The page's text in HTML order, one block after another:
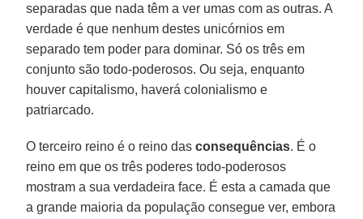
separadas que nada têm a ver umas com as outras. A
verdade é que nenhum destes unicórnios em
separado tem poder para dominar. Só os três em
conjunto são todo-poderosos. Ou seja, enquanto
houver capitalismo, haverá colonialismo e
patriarcado.
O terceiro reino é o reino dasconsequências. É o
reino em que os três poderes todo-poderosos
mostram a sua verdadeira face. É esta a camada que
a grande maioria da população consegue ver, embora